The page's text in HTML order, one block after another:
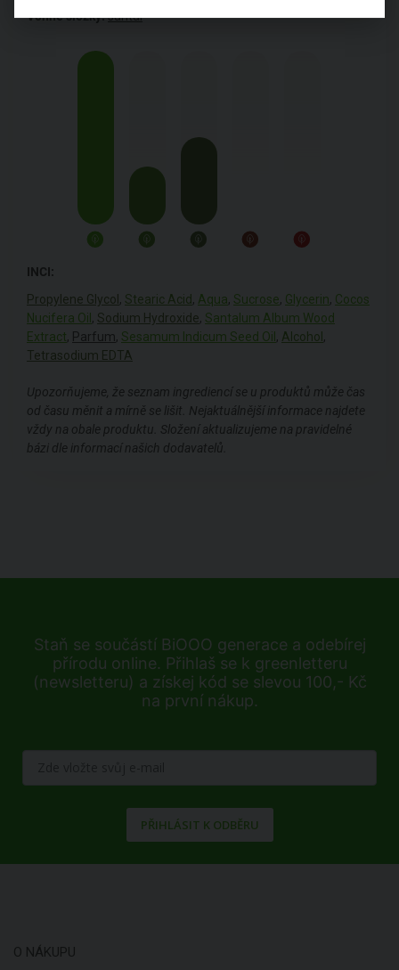
Vonné složky:santal
INCI:
Propylene Glycol , Stearic Acid, Aqua, Sucrose, Glycerin, Cocos
Nucifera Oil , Sodium Hydroxide, Santalum Album Wood
Extract, Parfum, Sesamum Indicum Seed Oil , Alcohol ,
Tetrasodium EDTA
Upozorňujeme, že seznam ingrediencí se u produktů může čas
od času měnit a mírně se lišit. Nejaktuálnější informace najdete
vždy na obale produktu. Složení aktualizujeme na pravidelné
bázi dle informací našich dodavatelů.
Staň se součástí BiOOO generace a odebírej
přírodu online. Přihlaš se k greenletteru
(newsletteru) a získej kód se slevou 100,- Kč
na první nákup.
PŘIHLÁSIT K ODBĚRU
O NÁKUPU